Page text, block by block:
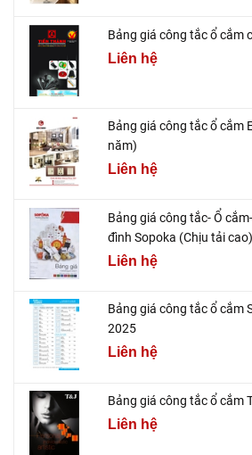
Bảng giá công tắc ổ cắm
Liên hệ
Bảng giá công tắc ổ cắm
năm)
Liên hệ
Bảng giá công tắc- Ổ
đình Sopoka (Chịu tải cao)
Liên hệ
Bảng giá công tắc ổ cắm
2025
Liên hệ
Bảng giá công tắc ổ cắm
Liên hệ